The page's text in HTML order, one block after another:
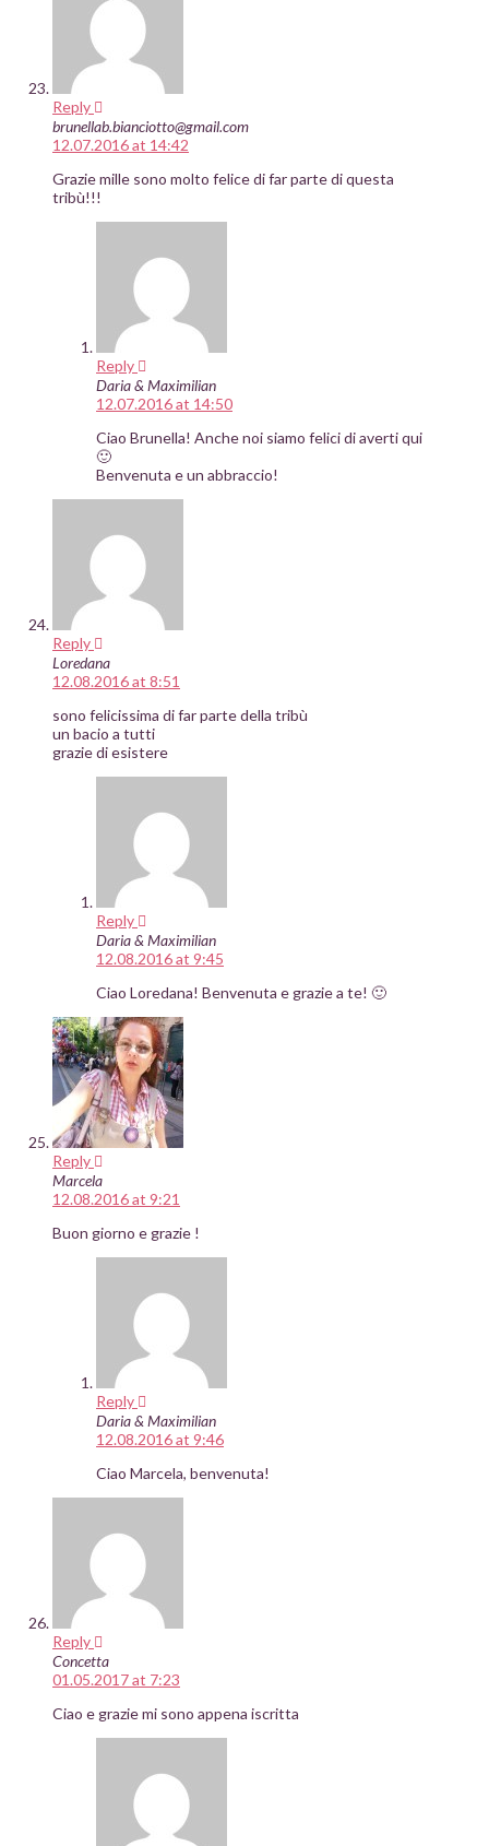
Reply
brunellab.bianciotto@gmail.com
12.07.2016 at 14:42
Grazie mille sono molto felice di far parte di questa
tribù!!!
Reply
Daria & Maximilian
12.07.2016 at 14:50
Ciao Brunella! Anche noi siamo felici di averti qui
🙂
Benvenuta e un abbraccio!
Reply
Loredana
12.08.2016 at 8:51
sono felicissima di far parte della tribù
un bacio a tutti
grazie di esistere
Reply
Daria & Maximilian
12.08.2016 at 9:45
Ciao Loredana! Benvenuta e grazie a te! 🙂
Reply
Marcela
12.08.2016 at 9:21
Buon giorno e grazie !
Reply
Daria & Maximilian
12.08.2016 at 9:46
Ciao Marcela, benvenuta!
Reply
Concetta
01.05.2017 at 7:23
Ciao e grazie mi sono appena iscritta